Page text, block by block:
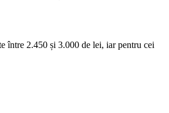
între 2.450 și 3.000 de lei, iar pentru cei